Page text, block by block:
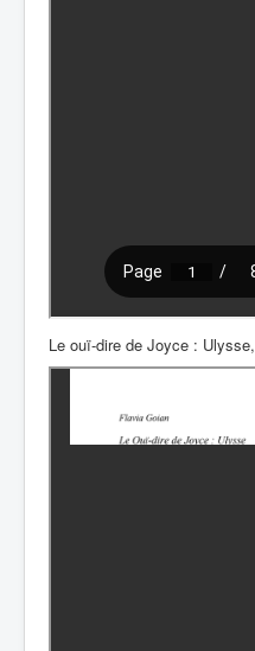
Le ouï-dire de Joyce : Ulysse,